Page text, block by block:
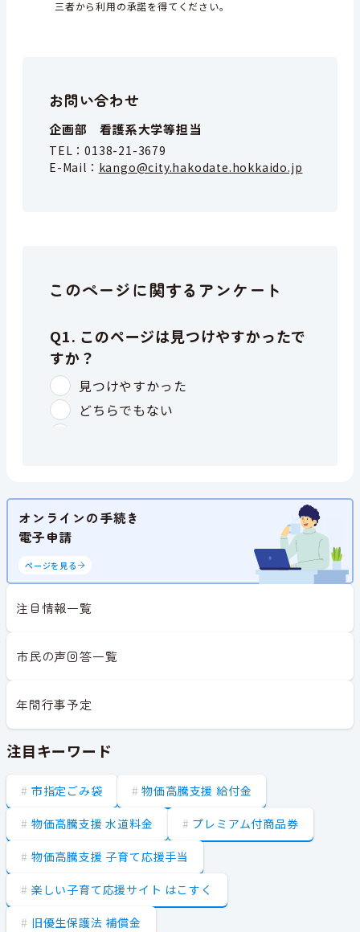
三者から利用の承諾を得てください。
お問い合わせ
企画部 看護系大学等担当
TEL：0138-21-3679
E-Mail： kango@city.hakodate.hokkaido.jp
このページに関するアンケート
オンラインの手続き
電子申請
ページを見る
注目情報一覧
市民の声回答一覧
年間行事予定
注目キーワード
市指定ごみ袋 物価高騰支援 給付金
物価高騰支援 水道料金 プレミアム付商品券
物価高騰支援 子育て応援手当
楽しい子育て応援サイト はこすく
旧優生保護法 補償金